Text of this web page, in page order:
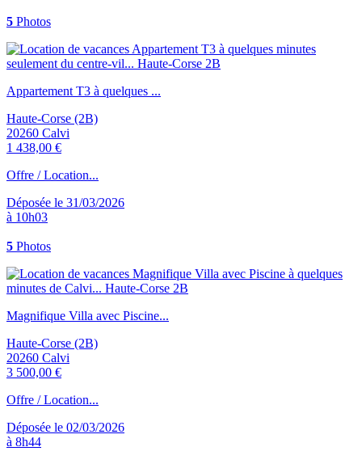
5 Photos
Appartement T3 à quelques ...
Haute-Corse (2B)
20260 Calvi
1 438,00 €
Offre / Location...
Déposée le 31/03/2026
à 10h03
5 Photos
Magnifique Villa avec Piscine...
Haute-Corse (2B)
20260 Calvi
3 500,00 €
Offre / Location...
Déposée le 02/03/2026
à 8h44